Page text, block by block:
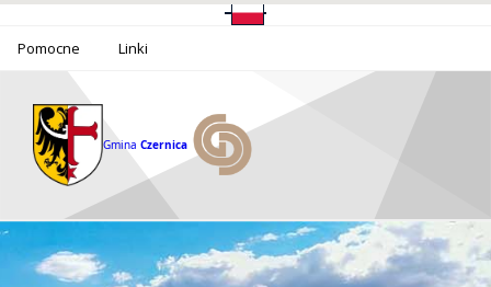
Pomocne Linki
Gmina Czernica